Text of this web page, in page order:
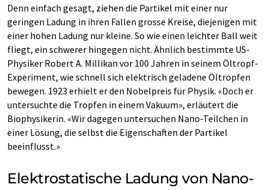
Denn einfach gesagt, ziehen die Partikel mit einer nur
geringen Ladung in ihren Fallen grosse Kreise, diejenigen mit
einer hohen Ladung nur kleine. So wie einen leichter Ball weit
fliegt, ein schwerer hingegen nicht. Ähnlich bestimmte US-
Physiker Robert A. Millikan vor 100 Jahren in seinem Öltropf-
Experiment, wie schnell sich elektrisch geladene Öltropfen
bewegen. 1923 erhielt er den Nobelpreis für Physik. «Doch er
untersuchte die Tropfen in einem Vakuum», erläutert die
Biophysikerin. «Wir dagegen untersuchen Nano-Teilchen in
einer Lösung, die selbst die Eigenschaften der Partikel
beeinflusst.»
Elektrostatische Ladung von Nano-